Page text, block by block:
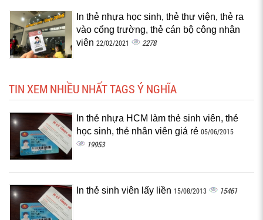
In thẻ nhựa học sinh, thẻ thư viện, thẻ ra
vào cổng trường, thẻ cán bộ công nhân
viên 22/02/2021 2278
TIN XEM NHIỀU NHẤT TAGS Ý NGHĨA
In thẻ nhựa HCM làm thẻ sinh viên, thẻ
học sinh, thẻ nhân viên giá rẻ 05/06/2015
19953
In thẻ sinh viên lấy liền 15/08/2013 15461